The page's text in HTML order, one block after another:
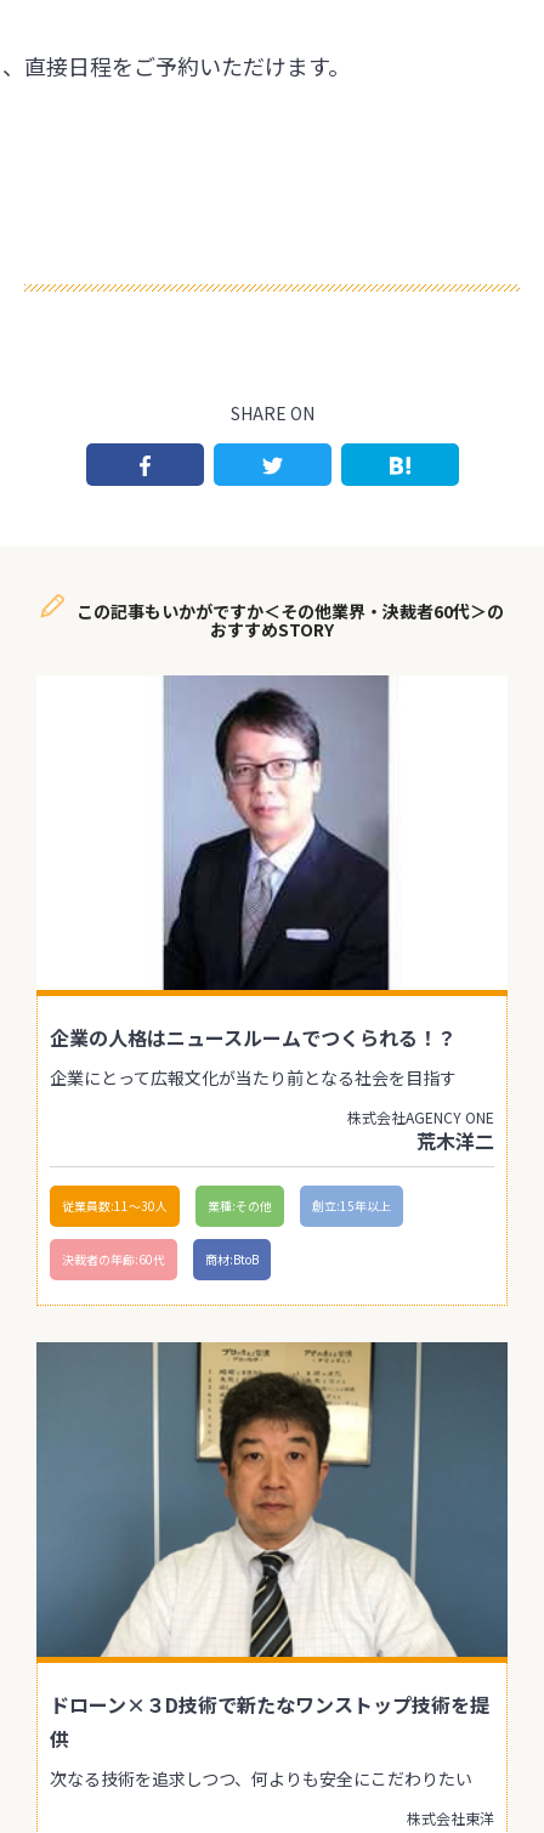
直接日程をご予約いただけます。
SHARE ON
この記事もいかがですか＜その他業界・決裁者60代＞の
おすすめSTORY
企業の人格はニュースルームでつくられる！？
企業にとって広報文化が当たり前となる社会を目指す
株式会社AGENCY ONE
荒木洋二
従業員数:11〜30人 業種:その他 創立:15年以上
決裁者の年齢:60代 商材:BtoB
ドローン×３D技術で新たなワンストップ技術を提
供
次なる技術を追求しつつ、何よりも安全にこだわりたい
株式会社東洋